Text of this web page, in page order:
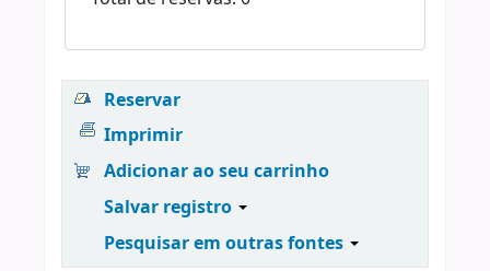
Reservar
Imprimir
Adicionar ao seu carrinho
Salvar registro
Pesquisar em outras fontes